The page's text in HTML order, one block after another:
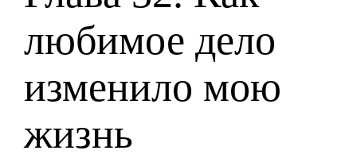
любимое дело
изменило мою
жизнь